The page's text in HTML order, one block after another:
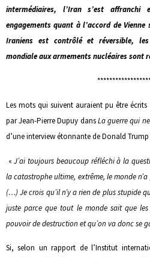
intermédiaires, l’Iran s’est
engagements quant à l’accord de
Iraniens est contrôlé et réversible,
mondiale aux armements nucléaires sont
Les mots qui suivent auraient pu être
par Jean-Pierre Dupuy dansLa guerre qui
d’une interview étonnante de Donald
«J’ai toujours beaucoup réfléchi à la
la catastrophe ultime, extrême, le monde
(…) Je crois qu’il n’y a rien de plus stupide
juste parce que tout le monde sait que
pouvoir de destruction et qu’on va donc se
Si, selon un rapport de l’Institut